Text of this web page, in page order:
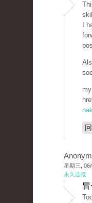
I
星期三,
永久连接